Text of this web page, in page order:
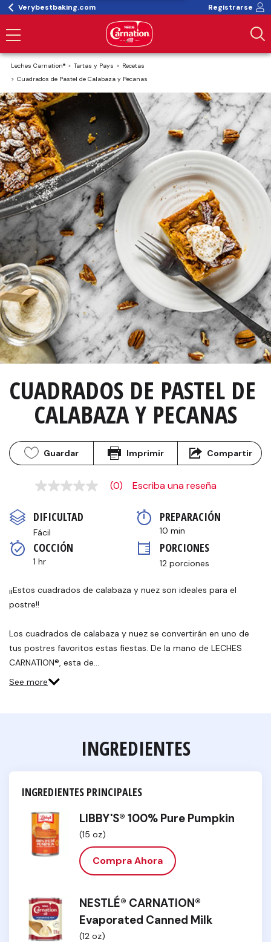
Verybestbaking.com Registrarse
Leches Carnation® Tartas y Pays
Recetas
Cuadrados de Pastel de Calabaza y Pecanas
CUADRADOS DE PASTEL DE
CALABAZA Y PECANAS
Guardar Imprimir Compartir
Sin
en
la
misma
página.
(0) Escriba una reseña
DIFICULTAD
Fácil
PREPARACIÓN
10 min
COCCIÓN
1 hr
PORCIONES
12 porciones
¡¡Estos cuadrados de calabaza y nuez son ideales para el
postre!!
Los cuadrados de calabaza y nuez se convertirán en uno de
tus postres favoritos estas fiestas. De la mano de LECHES
CARNATION®, esta de…
See more
INGREDIENTES
INGREDIENTES PRINCIPALES
LIBBY'S® 100% Pure Pumpkin
(15 oz)
Compra Ahora
NESTLÉ® CARNATION®
Evaporated Canned Milk
(12 oz)